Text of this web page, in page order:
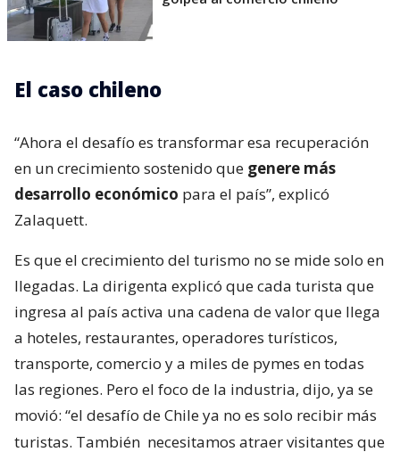
El caso chileno
“Ahora el desafío es transformar esa recuperación
en un crecimiento sostenido que genere más
desarrollo económico para el país”, explicó
Zalaquett.
Es que el crecimiento del turismo no se mide solo en
llegadas. La dirigenta explicó que cada turista que
ingresa al país activa una cadena de valor que llega
a hoteles, restaurantes, operadores turísticos,
transporte, comercio y a miles de pymes en todas
las regiones. Pero el foco de la industria, dijo, ya se
movió: “el desafío de Chile ya no es solo recibir más
turistas. También necesitamos atraer visitantes que